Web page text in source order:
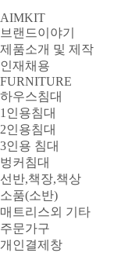
AIMKIT
브랜드이야기
제품소개 및 제작
인재채용
FURNITURE
하우스침대
1인용침대
2인용침대
3인용 침대
벙커침대
선반,책장,책상
소품(소반)
매트리스외 기타
주문가구
개인결제창